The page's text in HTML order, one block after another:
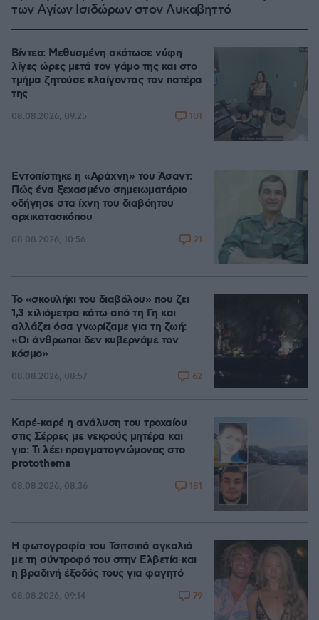
των Αγίων Ισιδώρων στον Λυκαβηττό
Βίντεο: Μεθυσμένη σκότωσε νύφη
λίγες ώρες μετά τον γάμο της και στο
τμήμα ζητούσε κλαίγοντας τον πατέρα
της
08.08.2026, 09:25 101
Εντοπίστηκε η «Αράχνη» του Άσαντ:
Πώς ένα ξεχασμένο σημειωματάριο
οδήγησε στα ίχνη του διαβόητου
αρχικατασκόπου
08.08.2026, 10:56 21
Το «σκουλήκι του διαβόλου» που ζει
1,3 χιλιόμετρα κάτω από τη Γη και
αλλάζει όσα γνωρίζαμε για τη ζωή:
«Οι άνθρωποι δεν κυβερνάμε τον
κόσμο»
08.08.2026, 08:57 62
Καρέ-καρέ η ανάλυση του τροχαίου
στις Σέρρες με νεκρούς μητέρα και
γιο: Τι λέει πραγματογνώμονας στο
protothema
08.08.2026, 08:36 181
Η φωτογραφία του Τσιτσιπά αγκαλιά
με τη σύντροφό του στην Ελβετία και
η βραδινή έξοδός τους για φαγητό
08.08.2026, 09:14 79